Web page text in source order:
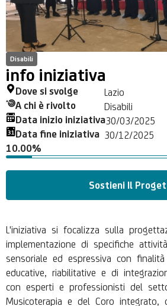
Disabili
info iniziativa
Dove si svolge Lazio
A chi è rivolto Disabili
Data inizio iniziativa30/03/2025
Data fine iniziativa 30/12/2025
10.00%
Sostieni Il
L'iniziativa si focalizza sulla
implementazione di specifiche
sensoriale ed espressiva con finalità
educative, riabilitative e di
con esperti e professionisti del
Musicoterapia e del Coro integrato,